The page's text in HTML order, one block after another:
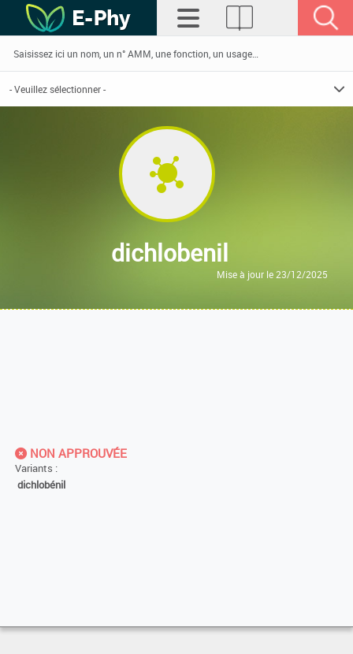
dichlobenil
Mise à jour le 23/12/2025
NON APPROUVÉE
Variants :
dichlobénil